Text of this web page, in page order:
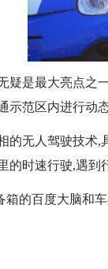
疑是最大亮点之
示范区内进行动
的无人驾驶技术,
的时速行驶,遇到
箱的百度大脑和